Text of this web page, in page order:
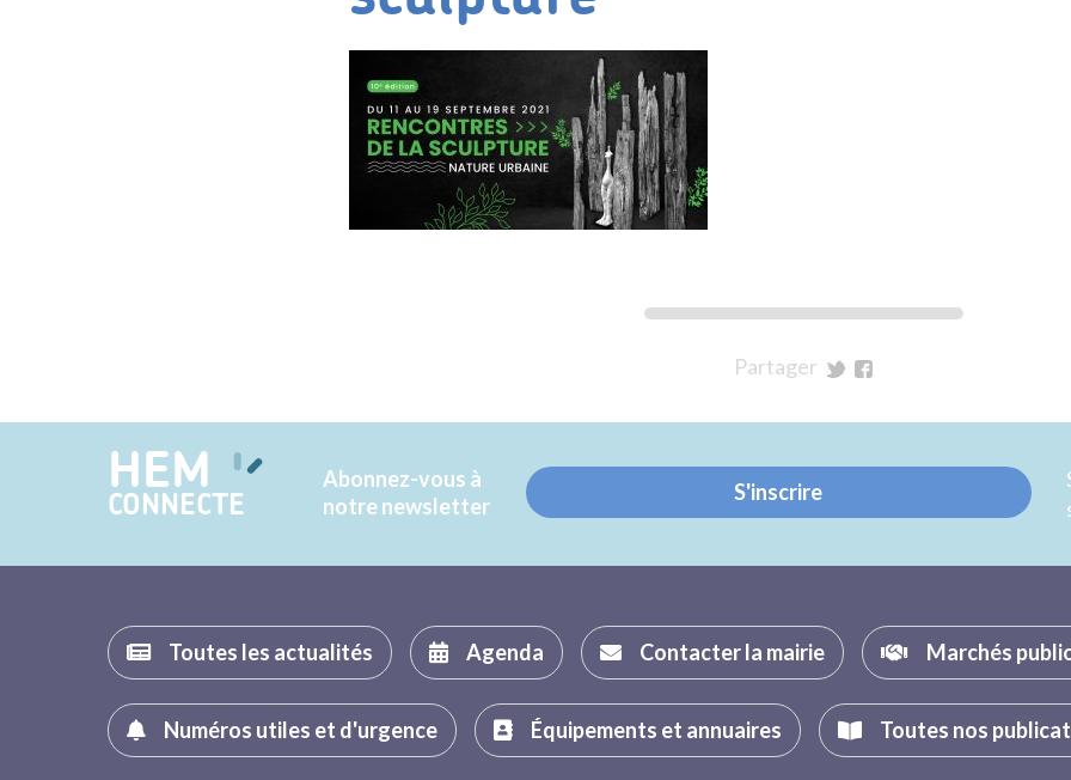
Partager
Twitter
Facebook
HEM
CONNECTE
Abonnez-vous à
notre newsletter
S'inscrire
Toutes les actualités Agenda Contacter la mairie Marchés
Numéros utiles et d'urgence Équipements et annuaires Toutes nos